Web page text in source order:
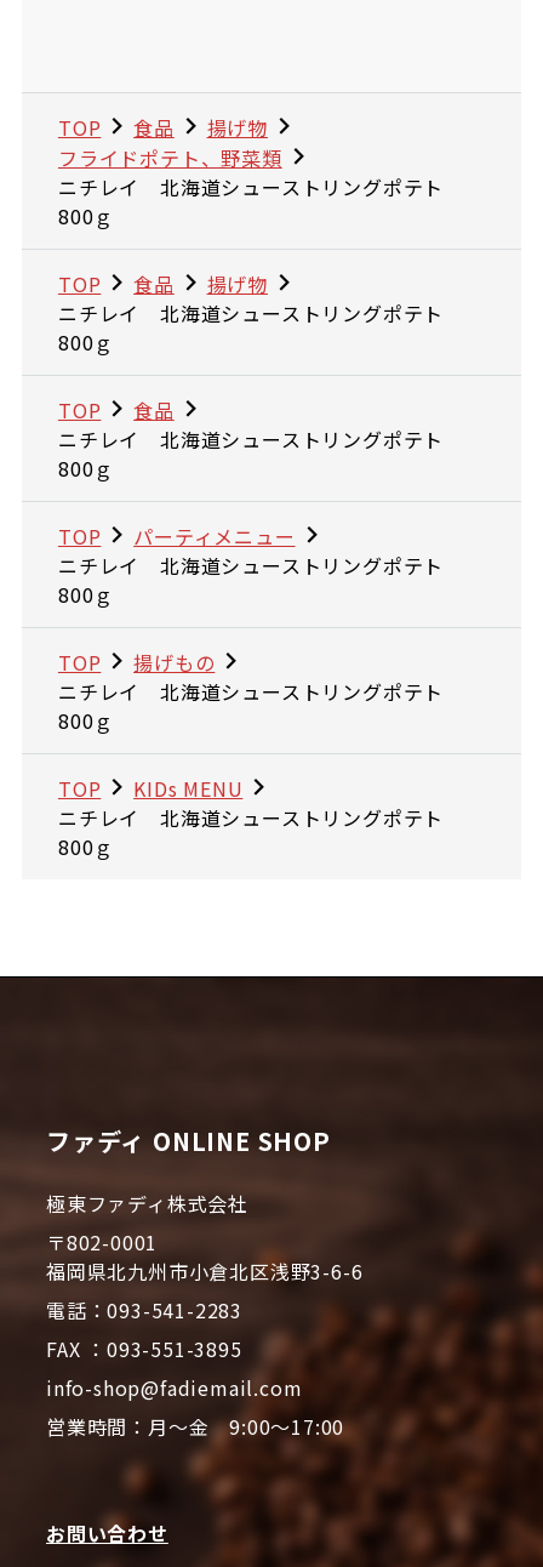
TOP 食品
揚げ物
フライドポテト、野菜類
ニチレイ 北海道シューストリングポテト
800ｇ
TOP 食品
揚げ物
ニチレイ 北海道シューストリングポテト
800ｇ
TOP
食品
ニチレイ 北海道シューストリングポテト
800ｇ
TOP
パーティメニュー
ニチレイ 北海道シューストリングポテト
800ｇ
TOP
揚げもの
ニチレイ 北海道シューストリングポテト
800ｇ
TOP
KIDs MENU
ニチレイ 北海道シューストリングポテト
800ｇ
ファディ ONLINE SHOP
極東ファディ株式会社
〒802-0001
福岡県北九州市小倉北区浅野3-6-6
電話：093-541-2283
FAX ：093-551-3895
info-shop@fadiemail.com
営業時間：月～金 9:00～17:00
お問い合わせ